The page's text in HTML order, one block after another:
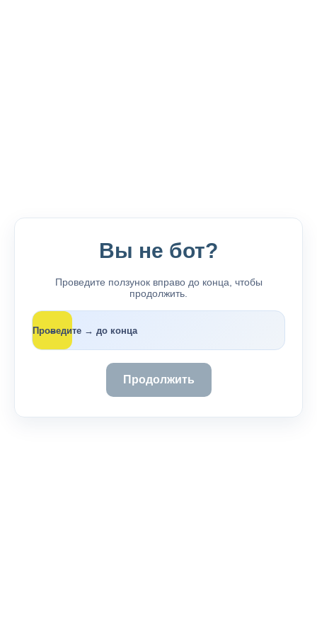
Вы не бот?
Проведите ползунок вправо до конца, чтобы
продолжить.
Проведите → до конца
→
Продолжить